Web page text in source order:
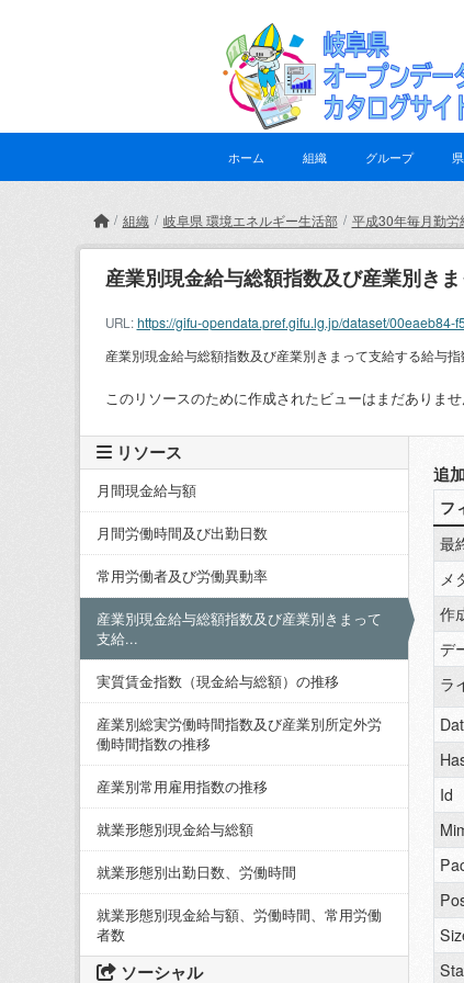
ホーム 組織 グループ
組織 岐阜県 環境エネルギー生活部 平成30年毎月勤労
産業別現金給与総額指数及び産業別き
URL:https://gifu-opendata.pref.gifu.lg.jp/dataset/
産業別現金給与総額指数及び産業別きまって支給する給与
このリソースのために作成されたビューはまだありま
リソース
月間現金給与額
月間労働時間及び出勤日数
常用労働者及び労働異動率
産業別現金給与総額指数及び産業別きまって
支給...
実質賃金指数（現金給与総額）の推移
産業別総実労働時間指数及び産業別所定外労
働時間指数の推移
産業別常用雇用指数の推移
就業形態別現金給与総額
就業形態別出勤日数、労働時間
就業形態別現金給与額、労働時間、常用労働
者数
ソーシャル
追
フ
最
メ
作
デ
ラ
Id